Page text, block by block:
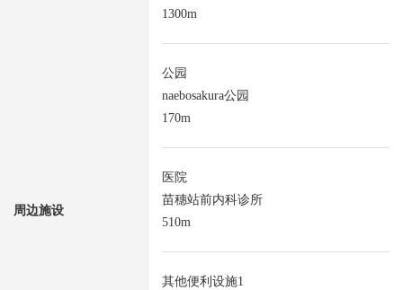
周边施设
1300m
公园
naebosakura公园
170m
医院
苗穗站前内科诊所
510m
其他便利设施1